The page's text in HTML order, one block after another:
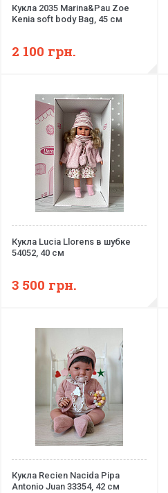
Кукла 2035 Marina&Pau Zoe
Kenia soft body Bag, 45 см
2 100 грн.
Кукла Lucia Llorens в шубке
54052, 40 см
3 500 грн.
Кукла Recien Nacida Pipa
Antonio Juan 33354, 42 см